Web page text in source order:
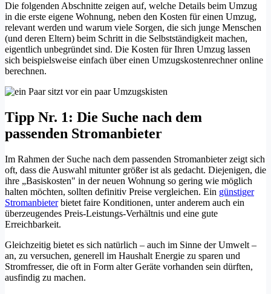
Die folgenden Abschnitte zeigen auf, welche Details beim Umzug
in die erste eigene Wohnung, neben den Kosten für einen Umzug,
relevant werden und warum viele Sorgen, die sich junge Menschen
(und deren Eltern) beim Schritt in die Selbstständigkeit machen,
eigentlich unbegründet sind. Die Kosten für Ihren Umzug lassen
sich beispielsweise einfach über einen Umzugskostenrechner online
berechnen.
Tipp Nr. 1: Die Suche nach dem
passenden Stromanbieter
Im Rahmen der Suche nach dem passenden Stromanbieter zeigt sich
oft, dass die Auswahl mitunter größer ist als gedacht. Diejenigen, die
ihre „Basiskosten" in der neuen Wohnung so gering wie möglich
halten möchten, sollten definitiv Preise vergleichen. Ein günstiger
Stromanbieterbietet faire Konditionen, unter anderem auch ein
überzeugendes Preis-Leistungs-Verhältnis und eine gute
Erreichbarkeit.
Gleichzeitig bietet es sich natürlich – auch im Sinne der Umwelt –
an, zu versuchen, generell im Haushalt Energie zu sparen und
Stromfresser, die oft in Form alter Geräte vorhanden sein dürften,
ausfindig zu machen.